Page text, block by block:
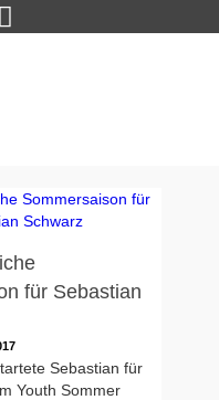
für Sebastian
Sebastian für
Youth Sommer